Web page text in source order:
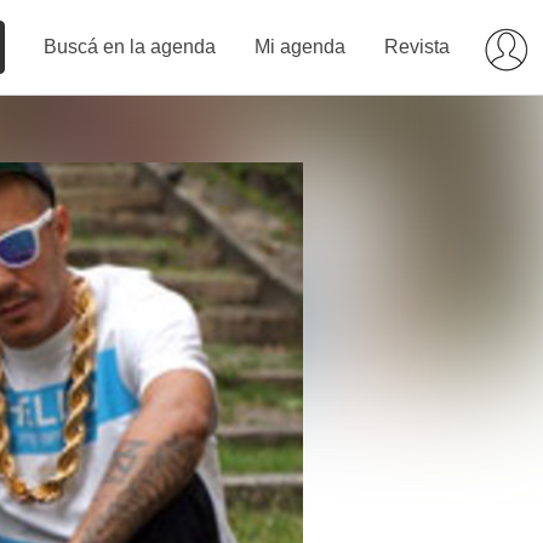
Buscá en la agenda Mi agenda Revista